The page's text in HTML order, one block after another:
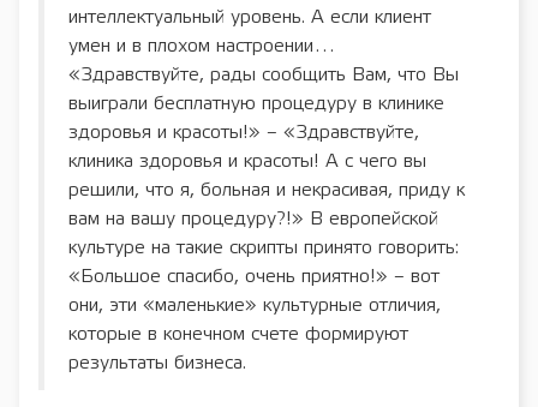
интеллектуальный уровень. А если клиент
умен и в плохом настроении…
«Здравствуйте, рады сообщить Вам, что Вы
выиграли бесплатную процедуру в клинике
здоровья и красоты!» – «Здравствуйте,
клиника здоровья и красоты! А с чего вы
решили, что я, больная и некрасивая, приду к
вам на вашу процедуру?!» В европейской
культуре на такие скрипты принято говорить:
«Большое спасибо, очень приятно!» – вот
они, эти «маленькие» культурные отличия,
которые в конечном счете формируют
результаты бизнеса.